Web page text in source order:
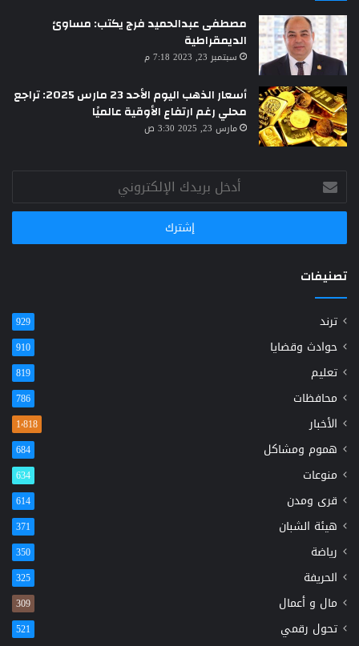
مصطفى عبدالحميد فرج يكتب: مساوئ
الديمقراطية
سبتمبر 23, 2023 7:18 م
أسعار الذهب اليوم الأحد 23 مارس 2025: تراجع
محلي رغم ارتفاع الأوقية عالميًا
مارس 23, 2025 3:30 ص
أدخل
بريدك
الإلكتروني
تصنيفات
ترند 929
حوادث وقضايا 910
تعليم 819
محافظات 786
الأخبار 1٬818
هموم ومشاكل 684
منوعات 634
قرى ومدن 614
هيئة الشبان 371
رياضة 350
الحريفة 325
مال و أعمال 309
تحول رقمي 521